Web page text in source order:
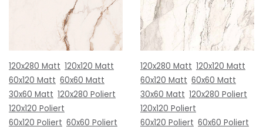
120x280 Matt 120x120 Matt
60x120 Matt 60x60 Matt
30x60 Matt 120x280 Poliert
120x120 Poliert
60x120 Poliert 60x60 Poliert
120x280 Matt 120x120 Matt
60x120 Matt 60x60 Matt
30x60 Matt 120x280 Poliert
120x120 Poliert
60x120 Poliert 60x60 Poliert